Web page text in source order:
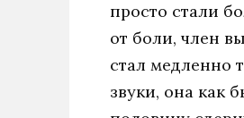
просто стали
от боли, член
стал медленно
звуки, она как